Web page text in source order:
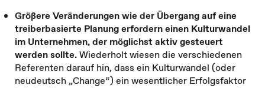
Größere Veränderungen wie der Übergang auf eine
treiberbasierte Planung erfordern einen Kulturwandel
im Unternehmen, der möglichst aktiv gesteuert
werden sollte.Wiederholt wiesen die verschiedenen
Referenten darauf hin, dass ein Kulturwandel (oder
neudeutsch „Change“) ein wesentlicher Erfolgsfaktor